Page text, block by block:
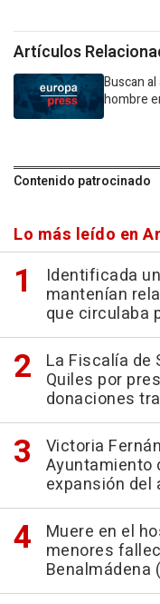
Artículos
Buscan
hombre
Contenido patrocinado
Lo más leído en
Identificada
mantenían
que circulaba
La Fiscalía de
Quiles por
donaciones
Victoria
Ayuntamiento
expansión del
Muere en el
menores
Benalmádena